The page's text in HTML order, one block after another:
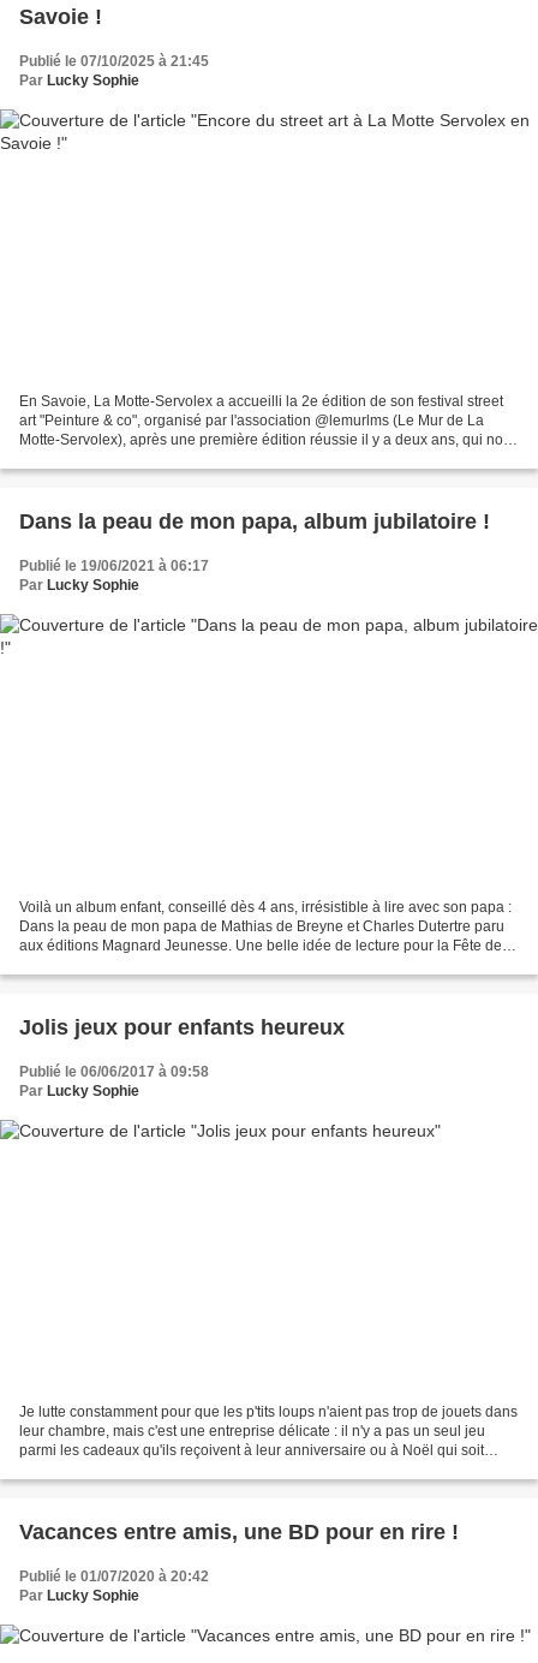
Savoie !
Publié le 07/10/2025 à 21:45
Par Lucky Sophie
En Savoie, La Motte-Servolex a accueilli la 2e édition de son festival street
art "Peinture & co", organisé par l'association @lemurlms (Le Mur de La
Motte-Servolex), après une première édition réussie il y a deux ans, qui nous
Dans la peau de mon papa, album jubilatoire !
Publié le 19/06/2021 à 06:17
Par Lucky Sophie
Voilà un album enfant, conseillé dès 4 ans, irrésistible à lire avec son papa :
Dans la peau de mon papa de Mathias de Breyne et Charles Dutertre paru
aux éditions Magnard Jeunesse. Une belle idée de lecture pour la Fête des
Jolis jeux pour enfants heureux
Publié le 06/06/2017 à 09:58
Par Lucky Sophie
Je lutte constamment pour que les p'tits loups n'aient pas trop de jouets dans
leur chambre, mais c'est une entreprise délicate : il n'y a pas un seul jeu
parmi les cadeaux qu'ils reçoivent à leur anniversaire ou à Noël qui soit
Vacances entre amis, une BD pour en rire !
Publié le 01/07/2020 à 20:42
Par Lucky Sophie